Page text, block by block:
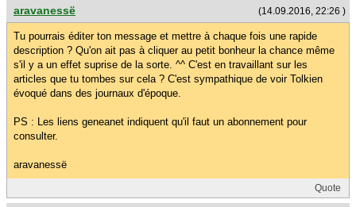
(14.09.2016, 22:26 )
aravanessë
Tu pourrais éditer ton message et mettre à chaque fois une rapide
description ? Qu'on ait pas à cliquer au petit bonheur la chance même
s'il y a un effet suprise de la sorte. ^^ C'est en travaillant sur les
articles que tu tombes sur cela ? C'est sympathique de voir Tolkien
évoqué dans des journaux d'époque.
PS : Les liens geneanet indiquent qu'il faut un abonnement pour
consulter.
aravanessë
Quote